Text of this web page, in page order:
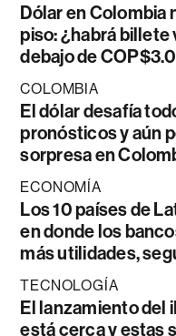
Dólar en Colombia
piso: ¿habrá billete
debajo de
COLOMBIA
El dólar desafía
pronósticos y aún
sorpresa en
ECONOMÍA
Los 10 países de
en donde los
más utilidades,
TECNOLOGÍA
El lanzamiento del
está cerca y estas